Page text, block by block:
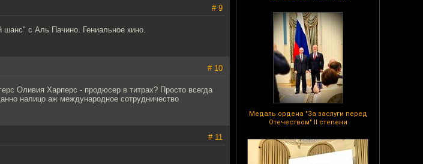
Медаль ордена "За заслуги перед
Отечеством" II степени
# 9
с Аль Пачино. Гениальное кино.
# 10
Оливия Харперс - продюсер в титрах? Просто всегда
налицо аж международное сотрудничество
# 11